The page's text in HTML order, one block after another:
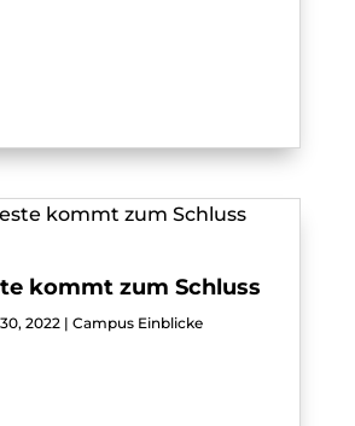
kommt zum Schluss
2022| Campus Einblicke